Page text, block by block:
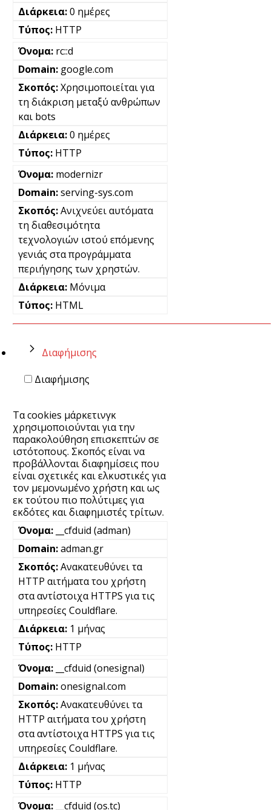
0 ημέρες
HTTP
rc::d
google.com
Χρησιμοποιείται για
τη διάκριση μεταξύ ανθρώπων
και bots
0 ημέρες
HTTP
modernizr
serving-sys.com
Ανιχνεύει αυτόματα
τη διαθεσιμότητα
τεχνολογιών ιστού επόμενης
γενιάς στα προγράμματα
περιήγησης των χρηστών.
Μόνιμα
HTML
Διαφήμισης
Διαφήμισης
Τα cookies μάρκετινγκ
χρησιμοποιούνται για την
παρακολούθηση επισκεπτών σε
ιστότοπους. Σκοπός είναι να
προβάλλονται διαφημίσεις που
είναι σχετικές και ελκυστικές για
τον μεμονωμένο χρήστη και ως
εκ τούτου πιο πολύτιμες για
εκδότες και διαφημιστές τρίτων.
__cfduid (adman)
adman.gr
Ανακατευθύνει τα
HTTP αιτήματα του χρήστη
στα αντίστοιχα HTTPS για τις
υπηρεσίες Couldflare.
1 μήνας
HTTP
__cfduid (onesignal)
onesignal.com
Ανακατευθύνει τα
HTTP αιτήματα του χρήστη
στα αντίστοιχα HTTPS για τις
υπηρεσίες Couldflare.
1 μήνας
HTTP
__cfduid (os.tc)